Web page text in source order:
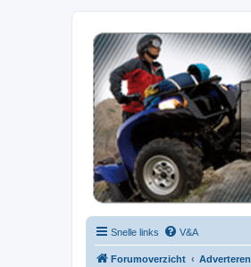
| QFB |
Hét quadforum van de Benelux
Snelle links V&A
Forumoverzicht Adverteren